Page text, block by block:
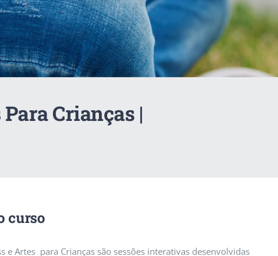
Crianças |
curso
e Artes para Crianças são sessões interativas desenvolvidas